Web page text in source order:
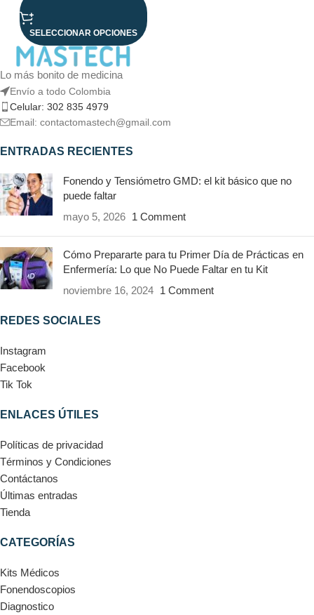
SELECCIONAR OPCIONES
Lo más bonito de medicina
Envío a todo Colombia
Celular: 302 835 4979
Email: contactomastech@gmail.com
ENTRADAS RECIENTES
Fonendo y Tensiómetro GMD: el kit básico que no
puede faltar
mayo 5, 2026 1 Comment
Cómo Prepararte para tu Primer Día de Prácticas en
Enfermería: Lo que No Puede Faltar en tu Kit
noviembre 16, 2024 1 Comment
REDES SOCIALES
Instagram
Facebook
Tik Tok
ENLACES ÚTILES
Políticas de privacidad
Términos y Condiciones
Contáctanos
Últimas entradas
Tienda
CATEGORÍAS
Kits Médicos
Fonendoscopios
Diagnostico